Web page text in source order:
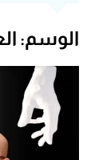
الوسم: